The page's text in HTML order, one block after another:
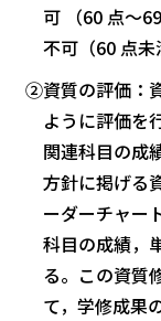
可 （60 点～
不可（60 点
②資質の評価：
ように評価を
関連科目の成
方針に掲げる
ーダーチャー
科目の成績，
る。この資質
て，学修成果